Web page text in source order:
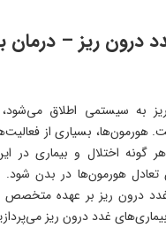
درون ریز – درمان
به سیستمی اطلاق می‌شود،
هورمون‌ها، بسیاری از
هر گونه اختلال و بیماری در
هورمون‌ها در بدن
غدد درون ریز بر عهده
غدد درون ریز